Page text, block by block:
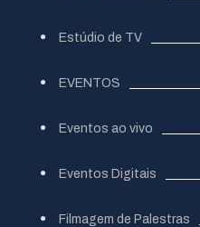
Estúdio de TV
EVENTOS
Eventos ao vivo
Eventos Digitais
Filmagem de Palestras